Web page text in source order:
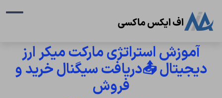
آموزش استراتژی مارکت میکر ارز
دیجیتال 📤دریافت سیگنال خرید و
فروش